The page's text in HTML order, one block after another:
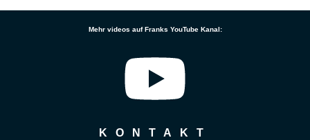
Mehr videos auf Franks YouTube Kanal:
KONTAKT